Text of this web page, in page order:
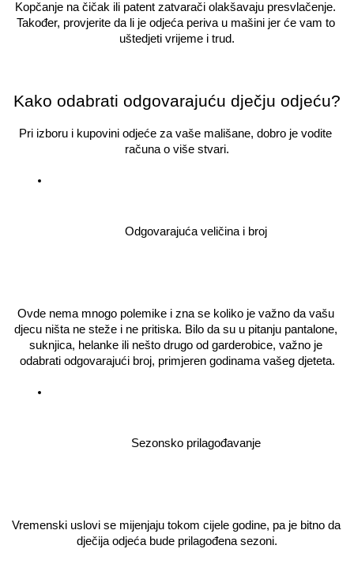
Kopčanje na čičak ili patent zatvarači olakšavaju presvlačenje.
Također, provjerite da li je odjeća periva u mašini jer će vam to
uštedjeti vrijeme i trud.
Kako odabrati odgovarajuću dječju odjeću?
Pri izboru i kupovini odjeće za vaše mališane, dobro je vodite
računa o više stvari.
Odgovarajuća veličina i broj
Ovde nema mnogo polemike i zna se koliko je važno da vašu
djecu ništa ne steže i ne pritiska. Bilo da su u pitanju pantalone,
suknjica, helanke ili nešto drugo od garderobice, važno je
odabrati odgovarajući broj, primjeren godinama vašeg djeteta.
Sezonsko prilagođavanje
Vremenski uslovi se mijenjaju tokom cijele godine, pa je bitno da
dječija odjeća bude prilagođena sezoni.